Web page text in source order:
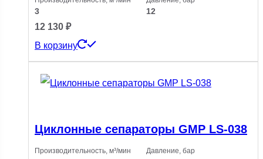
3 12
12 130 ₽
В корзину
Циклонные сепараторы GMP LS-038
Производительность, м³/мин Давление, бар